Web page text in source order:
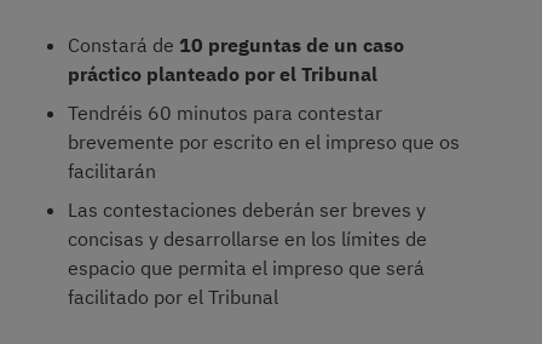
Constará de 10 preguntas de un caso
práctico planteado por el Tribunal
Tendréis 60 minutos para contestar
brevemente por escrito en el impreso que os
facilitarán
Las contestaciones deberán ser breves y
concisas y desarrollarse en los límites de
espacio que permita el impreso que será
facilitado por el Tribunal